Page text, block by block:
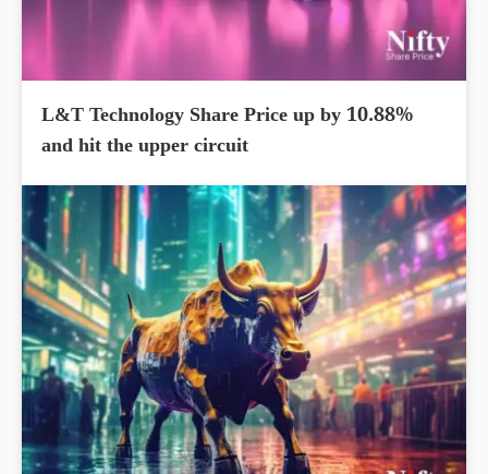
L&T Technology Share Price up by 10.88%
and hit the upper circuit